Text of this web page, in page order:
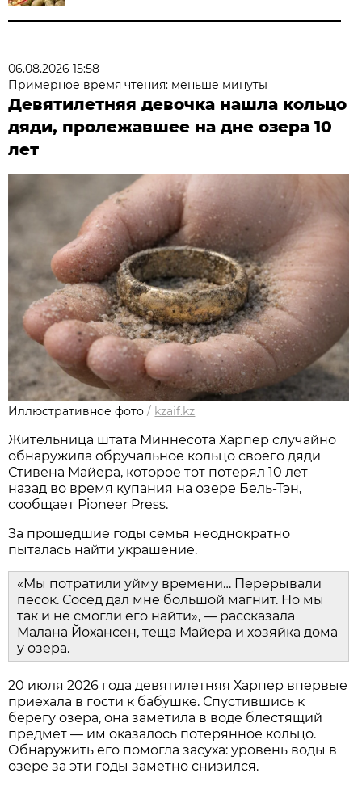
06.08.2026 15:58
Примерное время чтения: меньше минуты
Девятилетняя девочка нашла кольцо
дяди, пролежавшее на дне озера 10
лет
Иллюстративное фото / kzaif.kz
Жительница штата Миннесота Харпер случайно
обнаружила обручальное кольцо своего дяди
Стивена Майера, которое тот потерял 10 лет
назад во время купания на озере Бель-Тэн,
сообщает Pioneer Press.
За прошедшие годы семья неоднократно
пыталась найти украшение.
«Мы потратили уйму времени… Перерывали
песок. Сосед дал мне большой магнит. Но мы
так и не смогли его найти», — рассказала
Малана Йохансен, теща Майера и хозяйка дома
у озера.
20 июля 2026 года девятилетняя Харпер впервые
приехала в гости к бабушке. Спустившись к
берегу озера, она заметила в воде блестящий
предмет — им оказалось потерянное кольцо.
Обнаружить его помогла засуха: уровень воды в
озере за эти годы заметно снизился.